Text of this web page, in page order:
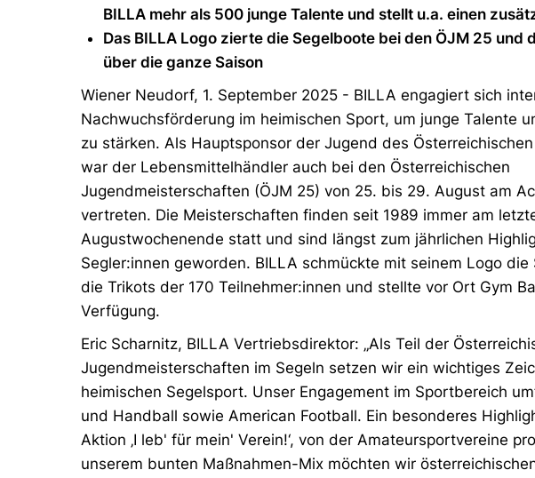
BILLA mehr als 500 junge Talente und stellt u.a. einen
Das BILLA Logo zierte die Segelboote bei den ÖJM 25 und
über die ganze Saison
Wiener Neudorf, 1. September 2025 - BILLA engagiert sich
Nachwuchsförderung im heimischen Sport, um junge Talente
zu stärken. Als Hauptsponsor der Jugend des
war der Lebensmittelhändler auch bei den Österreichischen
Jugendmeisterschaften (ÖJM 25) von 25. bis 29. August am
vertreten. Die Meisterschaften finden seit 1989 immer am
Augustwochenende statt und sind längst zum jährlichen
Segler:innen geworden. BILLA schmückte mit seinem Logo
die Trikots der 170 Teilnehmer:innen und stellte vor Ort Gym
Verfügung.
Eric Scharnitz, BILLA Vertriebsdirektor: „Als Teil der
Jugendmeisterschaften im Segeln setzen wir ein wichtiges
heimischen Segelsport. Unser Engagement im Sportbereich
und Handball sowie American Football. Ein besonderes
Aktion ‚I leb' für mein' Verein!‘, von der Amateursportvereine
unserem bunten Maßnahmen-Mix möchten wir